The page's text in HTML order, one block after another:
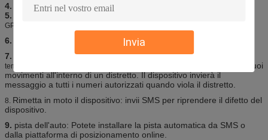
Invia
4. monitoraggio della ripresa esterna
5.
GPS
6. allarme di eccesso di velocità
7.
del dispositivo dell'inseguitore di GPS dell'automobile
temperatura
: Installi un Geo-recinto affinchè il dispositivo limitino i suoi
movimenti all'interno di un distretto. Il dispositivo invierà il
messaggio a tutti i numeri autorizzati quando viola il distretto.
8. Rimetta in moto il dispositivo: invii SMS per riprendere il difetto del
dispositivo.
9. pista dell'auto: Potete installare la pista automatica da SMS o
dalla piattaforma di posizionamento online.